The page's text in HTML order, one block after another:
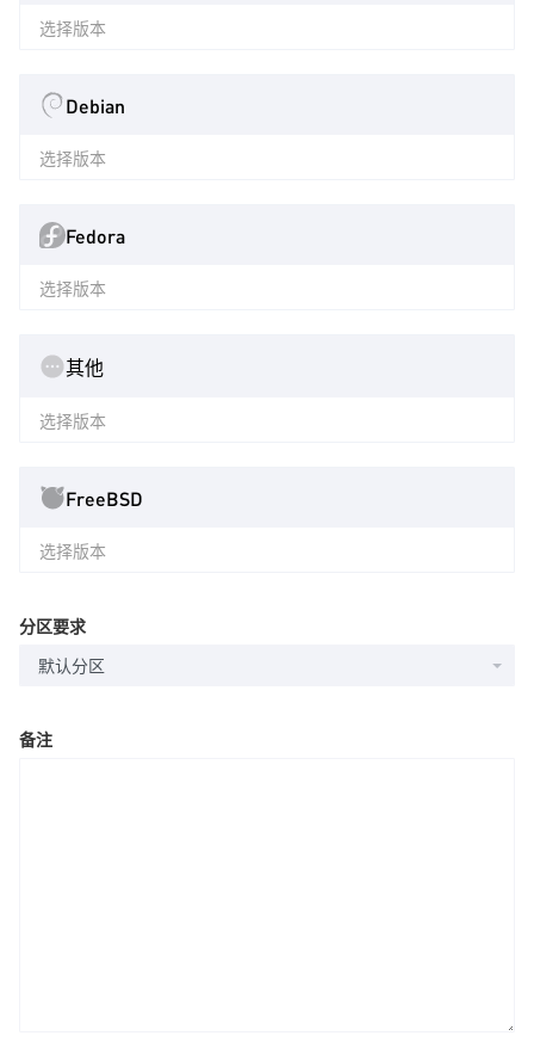
选择版本
Debian
选择版本
Fedora
选择版本
其他
选择版本
FreeBSD
选择版本
分区要求
默认分区
备注